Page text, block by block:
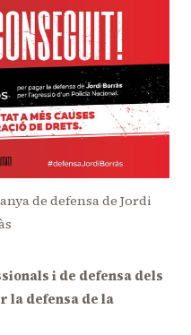
de defensa de Jordi
i de defensa dels
la defensa de la